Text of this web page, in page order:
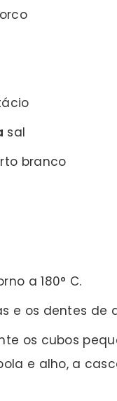
sal
branco
a 180° C.
e os dentes
os cubos
e alho, a